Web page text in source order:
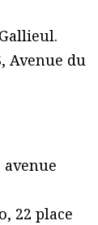
Avenue du
22 place